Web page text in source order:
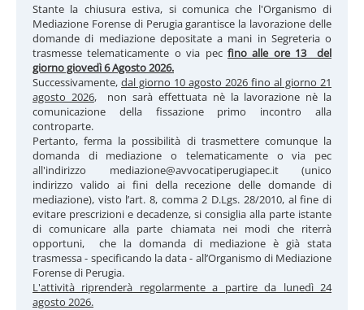
Stante la chiusura estiva, si comunica che l'Organismo di
Mediazione Forense di Perugia garantisce la lavorazione delle
domande di mediazione depositate a mani in Segreteria o
trasmesse telematicamente o via pec fino alle ore 13 del
giorno giovedì 6 Agosto 2026.
Successivamente, dal giorno 10 agosto 2026 fino al giorno 21
agosto 2026, non sarà effettuata nè la lavorazione nè la
comunicazione della fissazione primo incontro alla
controparte.
Pertanto, ferma la possibilità di trasmettere comunque la
domanda di mediazione o telematicamente o via pec
all'indirizzo mediazione@avvocatiperugiapec.it (unico
indirizzo valido ai fini della recezione delle domande di
mediazione), visto l’art. 8, comma 2 D.Lgs. 28/2010, al fine di
evitare prescrizioni e decadenze, si consiglia alla parte istante
di comunicare alla parte chiamata nei modi che riterrà
opportuni, che la domanda di mediazione è già stata
trasmessa - specificando la data - all’Organismo di Mediazione
Forense di Perugia.
L'attività riprenderà regolarmente a partire da lunedì 24
agosto 2026.